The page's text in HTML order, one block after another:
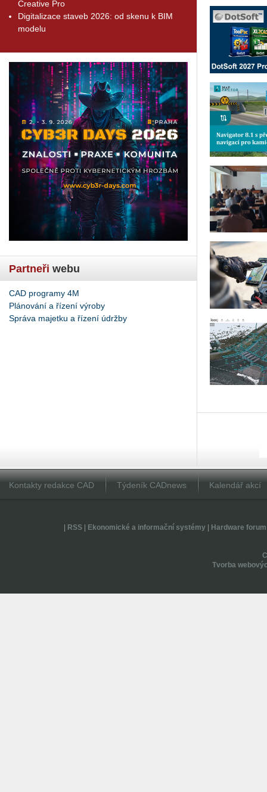
Creative Pro
Digitalizace staveb 2026: od skenu k BIM
modelu
Partneři webu
CAD programy 4M
Plánování a řízení výroby
Správa majetku a řízení údržby
Kontakty redakce CAD Týdeník CADnews Kalendář akcí
RSS| Ekonomické a informační systémy| Hardware forum
Tvorba